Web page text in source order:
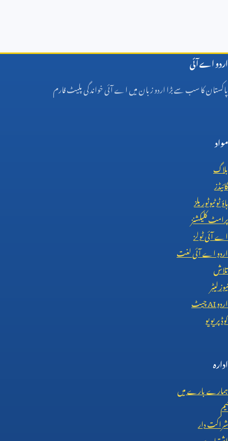
اردو اے آئی
پاکستان کا سب سے بڑا اردو زبان میں اے آئی خواندگی پلیٹ فارم
مواد
بلاگ
گائیڈز
ہاؤ ٹو ٹیوٹوریلز
پرامٹ کلیکشنز
اے آئی ٹولز
اردو اے آئی لغت
تلاش
نیوز لیٹر
اردوAIچیٹ
کوڈ پریویو
ادارہ
ہمارے بارے میں
ٹیم
شراکت دار